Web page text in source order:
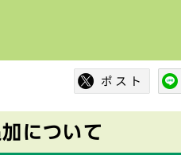
について